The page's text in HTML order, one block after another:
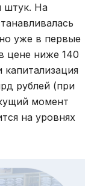
штук. На
уже в первые
цене ниже 140
рублей (при
момент
на уровнях